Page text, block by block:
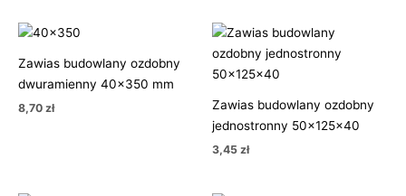
Zawias budowlany ozdobny
dwuramienny 40×350 mm
8,70 zł
Zawias budowlany ozdobny
jednostronny 50x125x40
3,45 zł